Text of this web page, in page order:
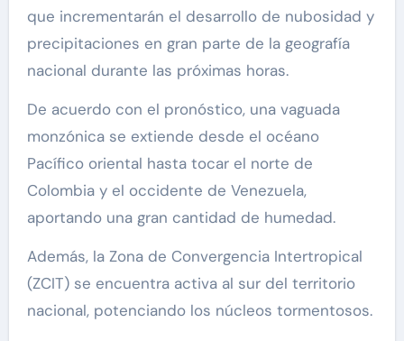
que incrementarán el desarrollo de nubosidad y
precipitaciones en gran parte de la geografía
nacional durante las próximas horas.
De acuerdo con el pronóstico, una vaguada
monzónica se extiende desde el océano
Pacífico oriental hasta tocar el norte de
Colombia y el occidente de Venezuela,
aportando una gran cantidad de humedad.
Además, la Zona de Convergencia Intertropical
(ZCIT) se encuentra activa al sur del territorio
nacional, potenciando los núcleos tormentosos.